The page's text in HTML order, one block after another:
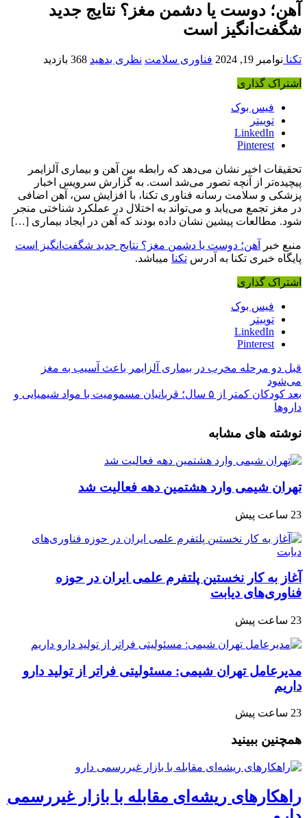
آهن؛ دوست یا دشمن مغز؟ نتایج جدید
شگفت‌انگیز است
تکنا نوامبر 19, 2024 فناوری سلامت نظری بدهید 368 بازدید
اشتراک گذاری
فیس بوک
توییتر
LinkedIn
Pinterest
تحقیقات اخیر نشان می‌دهد که رابطه بین آهن و بیماری آلزایمر
پیچیده‌تر از آنچه تصور می‌شد است. به گزارش سرویس اخبار
پزشکی و سلامت رسانه فناوری تکنا، با افزایش سن، آهن اضافی
در مغز تجمع می‌یابد و می‌تواند به اختلال در عملکرد شناختی منجر
شود. مطالعات پیشین نشان داده بودند که آهن در ایجاد بیماری […]
منبع خبر
آهن؛ دوست یا دشمن مغز؟ نتایج جدید شگفت‌انگیز است
پایگاه خبری تکنا به آدرس تکنا میباشد.
اشتراک گذاری
فیس بوک
توییتر
LinkedIn
Pinterest
قبل دو مرحله مخرب در بیماری آلزایمر باعث آسیب به مغز
می‌شود
بعد
کودکان کمتر از ۵ سال؛ قربانیان مسمومیت با مواد شیمیایی و
داروها
نوشته های مشابه
تهران شیمی وارد هشتمین دهه فعالیت شد
23 ساعت پیش
آغاز به کار نخستین پلتفرم علمی ایران در حوزه
فناوری‌های دیابت
23 ساعت پیش
مدیرعامل تهران شیمی: مسئولیتی فراتر از تولید دارو
داریم
23 ساعت پیش
همچنین ببینید
راهکارهای ریشه‌ای مقابله با بازار غیررسمی